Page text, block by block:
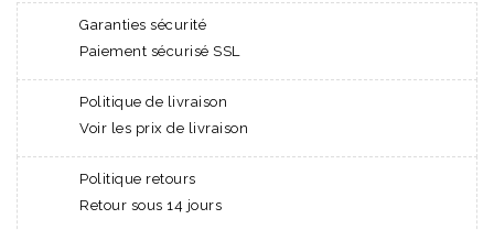
Garanties sécurité
Paiement sécurisé SSL
Politique de livraison
Voir les prix de livraison
Politique retours
Retour sous 14 jours